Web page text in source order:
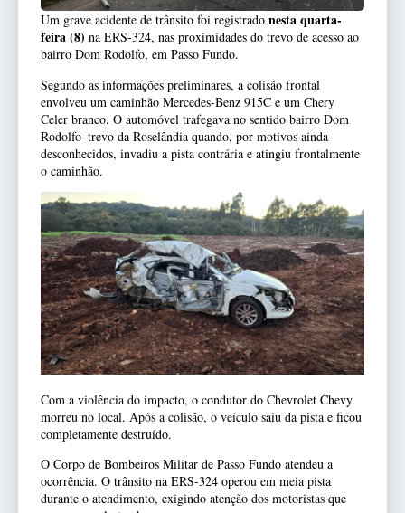
Um grave acidente de trânsito foi registrado nesta quarta-
feira (8) na ERS-324, nas proximidades do trevo de acesso ao
bairro Dom Rodolfo, em Passo Fundo.
Segundo as informações preliminares, a colisão frontal
envolveu um caminhão Mercedes-Benz 915C e um Chery
Celer branco. O automóvel trafegava no sentido bairro Dom
Rodolfo–trevo da Roselândia quando, por motivos ainda
desconhecidos, invadiu a pista contrária e atingiu frontalmente
o caminhão.
Com a violência do impacto, o condutor do Chevrolet Chevy
morreu no local. Após a colisão, o veículo saiu da pista e ficou
completamente destruído.
O Corpo de Bombeiros Militar de Passo Fundo atendeu a
ocorrência. O trânsito na ERS-324 operou em meia pista
durante o atendimento, exigindo atenção dos motoristas que